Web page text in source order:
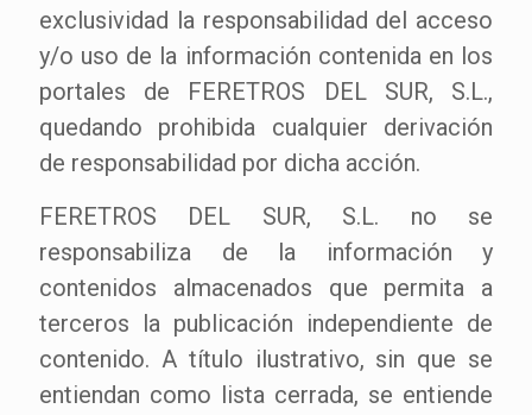
exclusividad la responsabilidad del acceso
y/o uso de la información contenida en los
portales de FERETROS DEL SUR, S.L.,
quedando prohibida cualquier derivación
de responsabilidad por dicha acción.
FERETROS DEL SUR, S.L. no se
responsabiliza de la información y
contenidos almacenados que permita a
terceros la publicación independiente de
contenido. A título ilustrativo, sin que se
entiendan como lista cerrada, se entiende